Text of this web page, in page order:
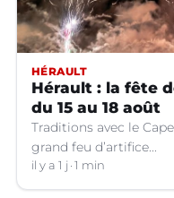
HÉRAULT
Hérault : la fête
du 15 au 18 août
Traditions avec le
grand feu d’artifice...
il y a 1 j 1 min